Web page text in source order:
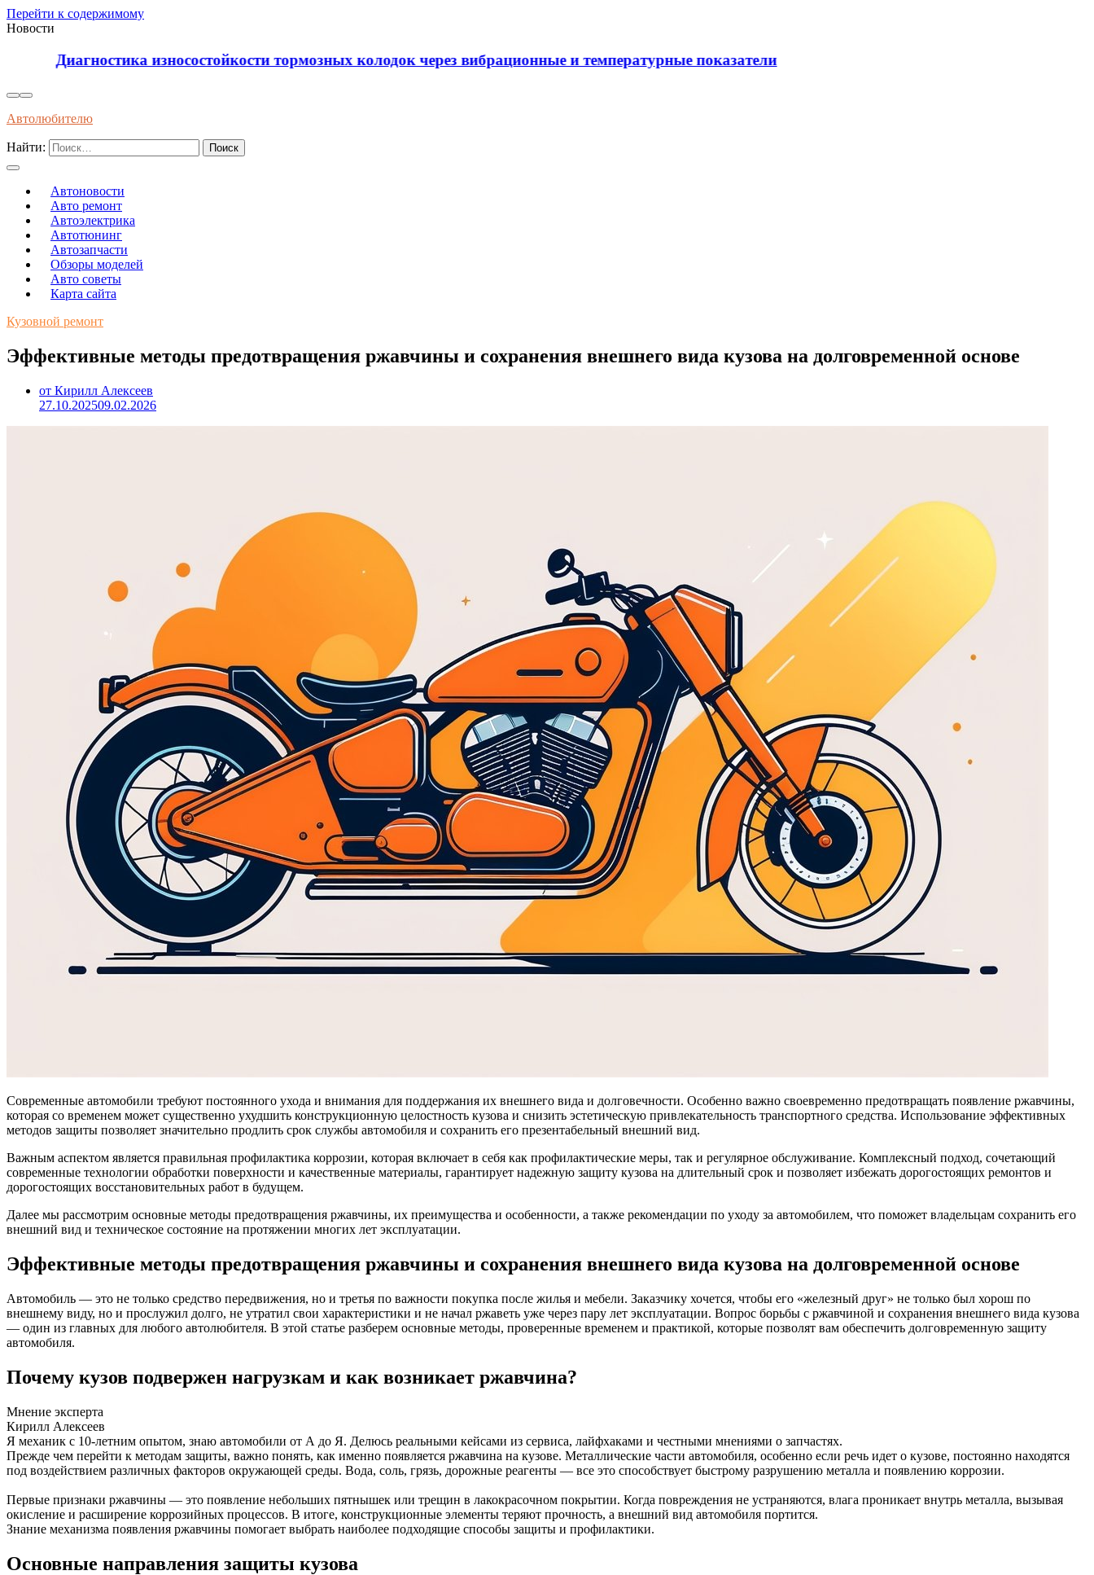
Перейти к содержимому
Новости
Диагностика износостойкости тормозных колодок через вибрационные и температурные показатели
Автолюбителю
Найти:
Автоновости
Авто ремонт
Автоэлектрика
Автотюнинг
Автозапчасти
Обзоры моделей
Авто советы
Карта сайта
Кузовной ремонт
Эффективные методы предотвращения ржавчины и сохранения внешнего вида кузова на долговременной основе
от Кирилл Алексеев
27.10.202509.02.2026
Современные автомобили требуют постоянного ухода и внимания для поддержания их внешнего вида и долговечности. Особенно важно своевременно предотвращать появление ржавчины,
которая со временем может существенно ухудшить конструкционную целостность кузова и снизить эстетическую привлекательность транспортного средства. Использование эффективных
методов защиты позволяет значительно продлить срок службы автомобиля и сохранить его презентабельный внешний вид.
Важным аспектом является правильная профилактика коррозии, которая включает в себя как профилактические меры, так и регулярное обслуживание. Комплексный подход, сочетающий
современные технологии обработки поверхности и качественные материалы, гарантирует надежную защиту кузова на длительный срок и позволяет избежать дорогостоящих ремонтов и
дорогостоящих восстановительных работ в будущем.
Далее мы рассмотрим основные методы предотвращения ржавчины, их преимущества и особенности, а также рекомендации по уходу за автомобилем, что поможет владельцам сохранить его
внешний вид и техническое состояние на протяжении многих лет эксплуатации.
Эффективные методы предотвращения ржавчины и сохранения внешнего вида кузова на долговременной основе
Автомобиль — это не только средство передвижения, но и третья по важности покупка после жилья и мебели. Заказчику хочется, чтобы его «железный друг» не только был хорош по
внешнему виду, но и прослужил долго, не утратил свои характеристики и не начал ржаветь уже через пару лет эксплуатации. Вопрос борьбы с ржавчиной и сохранения внешнего вида кузова
— один из главных для любого автолюбителя. В этой статье разберем основные методы, проверенные временем и практикой, которые позволят вам обеспечить долговременную защиту
автомобиля.
Почему кузов подвержен нагрузкам и как возникает ржавчина?
Мнение эксперта
Кирилл Алексеев
Я механик с 10-летним опытом, знаю автомобили от А до Я. Делюсь реальными кейсами из сервиса, лайфхаками и честными мнениями о запчастях.
Прежде чем перейти к методам защиты, важно понять, как именно появляется ржавчина на кузове. Металлические части автомобиля, особенно если речь идет о кузове, постоянно находятся
под воздействием различных факторов окружающей среды. Вода, соль, грязь, дорожные реагенты — все это способствует быстрому разрушению металла и появлению коррозии.
Первые признаки ржавчины — это появление небольших пятнышек или трещин в лакокрасочном покрытии. Когда повреждения не устраняются, влага проникает внутрь металла, вызывая
окисление и расширение коррозийных процессов. В итоге, конструкционные элементы теряют прочность, а внешний вид автомобиля портится.
Знание механизма появления ржавчины помогает выбрать наиболее подходящие способы защиты и профилактики.
Основные направления защиты кузова